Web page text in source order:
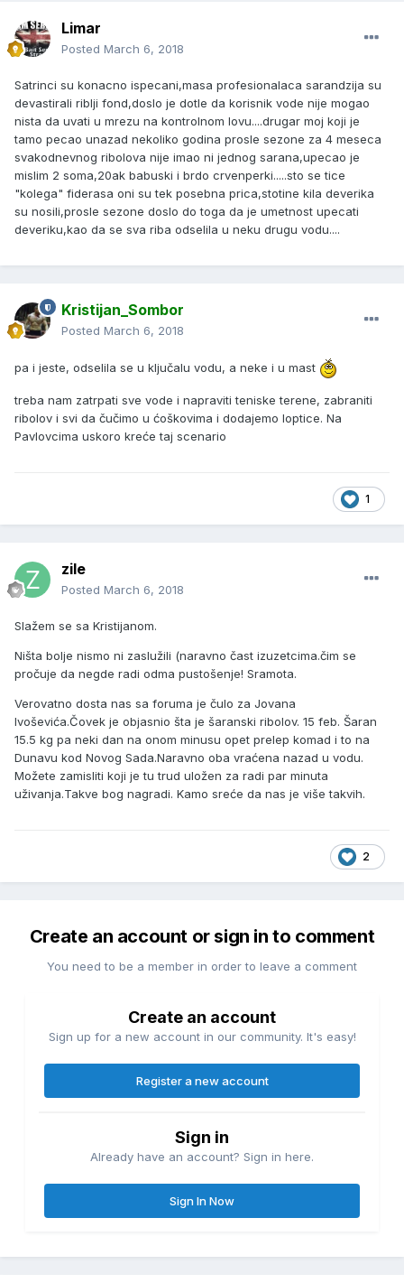
Limar
Posted March 6, 2018
Satrinci su konacno ispecani,masa profesionalaca sarandzija su
devastirali riblji fond,doslo je dotle da korisnik vode nije mogao
nista da uvati u mrezu na kontrolnom lovu....drugar moj koji je
tamo pecao unazad nekoliko godina prosle sezone za 4 meseca
svakodnevnog ribolova nije imao ni jednog sarana,upecao je
mislim 2 soma,20ak babuski i brdo crvenperki.....sto se tice
"kolega" fiderasa oni su tek posebna prica,stotine kila deverika
su nosili,prosle sezone doslo do toga da je umetnost upecati
deveriku,kao da se sva riba odselila u neku drugu vodu....
Kristijan_Sombor
Posted March 6, 2018
pa i jeste, odselila se u ključalu vodu, a neke i u mast
treba nam zatrpati sve vode i napraviti teniske terene, zabraniti
ribolov i svi da čučimo u ćoškovima i dodajemo loptice. Na
Pavlovcima uskoro kreće taj scenario
1
zile
Posted March 6, 2018
Slažem se sa Kristijanom.
Ništa bolje nismo ni zaslužili (naravno čast izuzetcima.čim se
pročuje da negde radi odma pustošenje! Sramota.
Verovatno dosta nas sa foruma je čulo za Jovana
Ivoševića.Čovek je objasnio šta je šaranski ribolov. 15 feb. Šaran
15.5 kg pa neki dan na onom minusu opet prelep komad i to na
Dunavu kod Novog Sada.Naravno oba vraćena nazad u vodu.
Možete zamisliti koji je tu trud uložen za radi par minuta
uživanja.Takve bog nagradi. Kamo sreće da nas je više takvih.
2
Create an account or sign in to comment
You need to be a member in order to leave a comment
Create an account
Sign up for a new account in our community. It's easy!
Register a new account
Sign in
Already have an account? Sign in here.
Sign In Now